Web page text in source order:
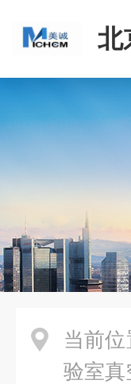
北
司
当前位
验室真